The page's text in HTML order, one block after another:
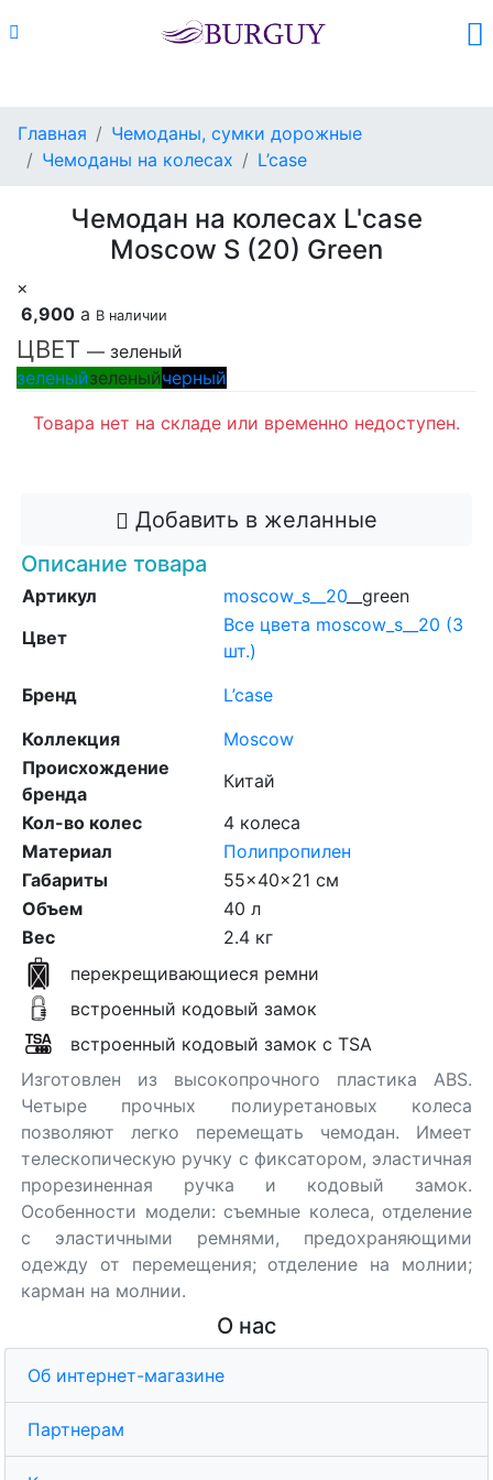
Главная
Чемоданы, сумки дорожные
Чемоданы на колесах
L’case
Чемодан на колесах L'case
Moscow S (20) Green
×
6,900 a В наличии
ЦВЕТ — зеленый
зеленыйзеленыйчерный
Товара нет на складе или временно недоступен.
Добавить в желанные
Описание товара
Артикул moscow_s__20 __green
Цвет
Все цвета moscow_s__20 (3
шт.)
Бренд
L’case
Коллекция
Moscow
Происхождение
бренда
Китай
Кол-во колес
4 колеса
Материал
Полипропилен
Габариты
55x40x21 см
Объем
40 л
Вес
2.4 кг
перекрещивающиеся ремни
встроенный кодовый замок
встроенный кодовый замок с TSA
Изготовлен из высокопрочного пластика ABS.
Четыре прочных полиуретановых колеса
позволяют легко перемещать чемодан. Имеет
телескопическую ручку с фиксатором, эластичная
прорезиненная ручка и кодовый замок.
Особенности модели: съемные колеса, отделение
с эластичными ремнями, предохраняющими
одежду от перемещения; отделение на молнии;
карман на молнии.
О нас
Об интернет-магазине
Партнерам